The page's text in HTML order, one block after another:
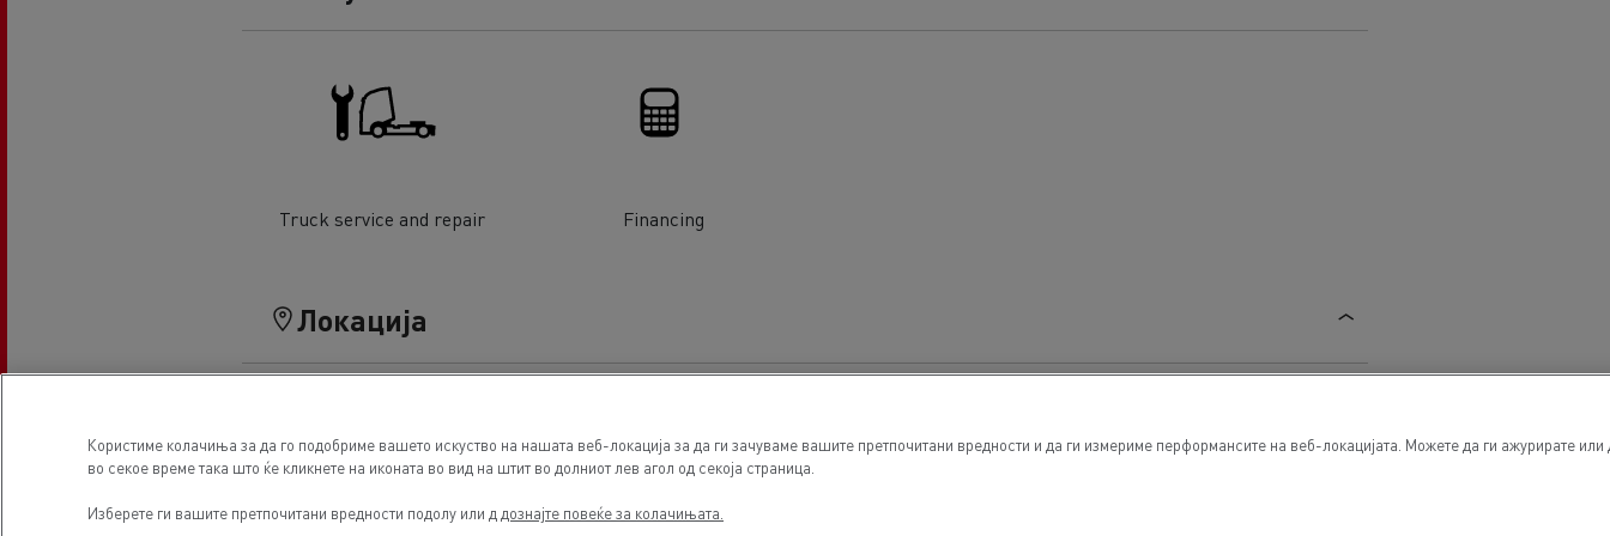
Truck service and repair Financing
Локација
Користиме колачиња за да го подобриме вашето искуство на нашата веб-локација за да ги зачуваме вашите претпочитани вредности и да ги измериме перформансите на веб-локацијата. Можете да ги ажурирате
во секое време така што ќе кликнете на иконата во вид на штит во долниот лев агол од секоја страница.
Изберете ги вашите претпочитани вредности подолу или д дознајте повеќе за колачињата.